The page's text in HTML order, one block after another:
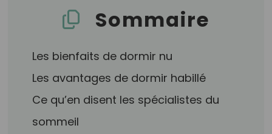
Sommaire
Les bienfaits de dormir nu
Les avantages de dormir habillé
Ce qu’en disent les spécialistes du
sommeil